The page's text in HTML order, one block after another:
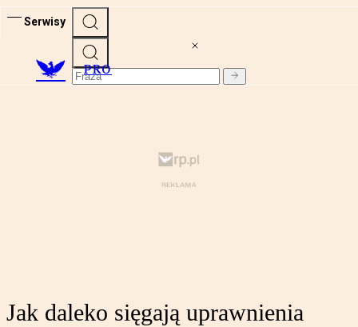
Serwisy
PRO
Jak daleko sięgają uprawnienia